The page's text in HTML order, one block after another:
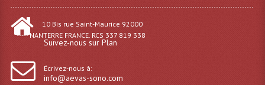
Limiteur De Niveau Sonore
Microphones Scène Et Studio
Micro Sans Fil HF VHF 200MHZ
10 Bis rue Saint-Maurice 92000
----- NANTERRE FRANCE. RCS 337 819 338
Suivez-nous sur Plan
Écrivez-nous à:
info@aevas-sono.com